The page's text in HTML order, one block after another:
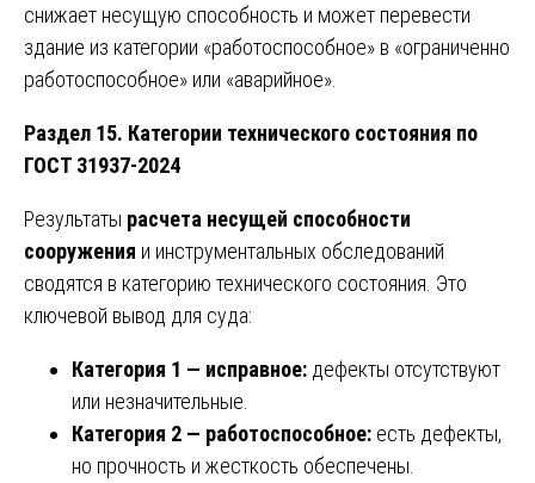
снижает несущую способность и может перевести
здание из категории «работоспособное» в «ограниченно
работоспособное» или «аварийное».
Раздел 15. Категории технического состояния по
ГОСТ 31937-2024
Результаты расчета несущей способности
сооружения и инструментальных обследований
сводятся в категорию технического состояния. Это
ключевой вывод для суда:
Категория 1 — исправное: дефекты отсутствуют
или незначительные.
Категория 2 — работоспособное: есть дефекты,
но прочность и жесткость обеспечены.